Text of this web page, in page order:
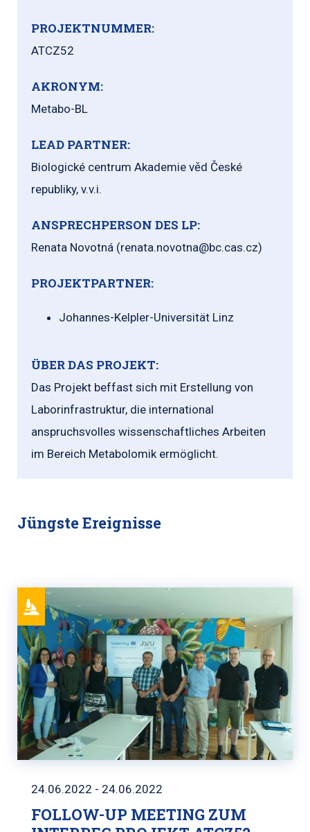
PROJEKTNUMMER:
ATCZ52
AKRONYM:
Metabo-BL
LEAD PARTNER:
Biologické centrum Akademie věd České
republiky, v.v.i.
ANSPRECHPERSON DES LP:
Renata Novotná (renata.novotna@bc.cas.cz)
PROJEKTPARTNER:
Johannes-Kelpler-Universität Linz
ÜBER DAS PROJEKT:
Das Projekt beffast sich mit Erstellung von
Laborinfrastruktur, die international
anspruchsvolles wissenschaftliches Arbeiten
im Bereich Metabolomik ermöglicht.
Jüngste Ereignisse
24.06.2022 - 24.06.2022
FOLLOW-UP MEETING ZUM